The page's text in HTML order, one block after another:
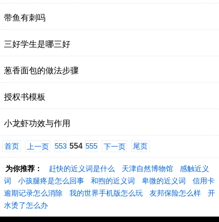
带鱼有刺吗
三好学生是哪三好
葱香面包的做法步骤
授权书模板
小龙虾功效与作用
首页 上一页 553 554 555 下一页 尾页
为你推荐： 赶快的近义词是什么 天津自然博物馆
感触近义
词
小孩腿疼是怎么回事 和煦的近义词 卑微的近义词
信用卡
逾期记录怎么消除
我的世界手机版怎么玩 友邦保险怎么样
开
水烫了怎么办